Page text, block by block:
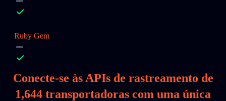
Ruby Gem
Conecte-se às APIs de rastreamento de
1,644 transportadoras com uma única